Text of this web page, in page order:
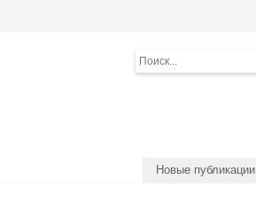
Новые публикации